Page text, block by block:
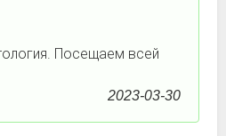
Посещаем всей
2023-03-30